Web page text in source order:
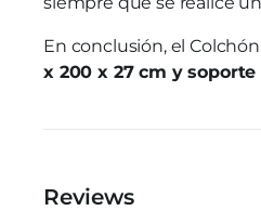
En conclusión, el
x 200 x 27 cm y soporte
Reviews